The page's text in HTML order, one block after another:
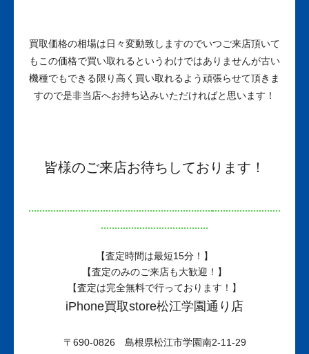
買取価格の相場は日々変動致しますのでいつご来店頂いて
もこの価格で買い取れるというわけではありませんが古い
機種でもできる限り高く買い取れるよう頑張らせて頂きま
すので是非当店へお持ち込みいただければと思います！
皆様のご来店お待ちしております！
【査定時間は最短15分！】
【査定のみのご来店も大歓迎！】
【査定は完全無料で行っております！】
iPhone買取store松江学園通り店
〒690-0826 島根県松江市学園南2-11-29